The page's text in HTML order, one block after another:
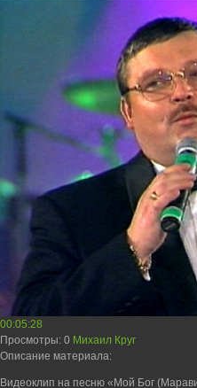
00:05:28
Просмотры: 0 Михаил Круг
Описание материала:
Видеоклип на песню «Мой Бог